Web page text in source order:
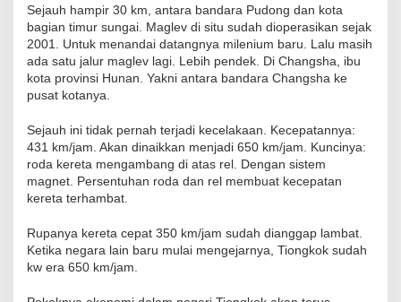
Sejauh hampir 30 km, antara bandara Pudong dan kota
bagian timur sungai. Maglev di situ sudah dioperasikan sejak
2001. Untuk menandai datangnya milenium baru. Lalu masih
ada satu jalur maglev lagi. Lebih pendek. Di Changsha, ibu
kota provinsi Hunan. Yakni antara bandara Changsha ke
pusat kotanya.
Sejauh ini tidak pernah terjadi kecelakaan. Kecepatannya:
431 km/jam. Akan dinaikkan menjadi 650 km/jam. Kuncinya:
roda kereta mengambang di atas rel. Dengan sistem
magnet. Persentuhan roda dan rel membuat kecepatan
kereta terhambat.
Rupanya kereta cepat 350 km/jam sudah dianggap lambat.
Ketika negara lain baru mulai mengejarnya, Tiongkok sudah
kw era 650 km/jam.